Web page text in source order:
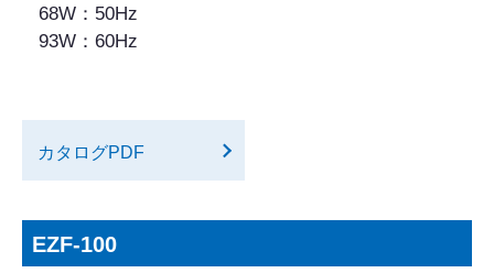
68W：50Hz
93W：60Hz
カタログPDF
EZF-100